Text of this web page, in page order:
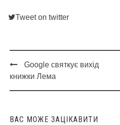
Tweet on twitter
Post
navigation
Google святкує вихід
книжки Лема
ВАС МОЖЕ ЗАЦІКАВИТИ